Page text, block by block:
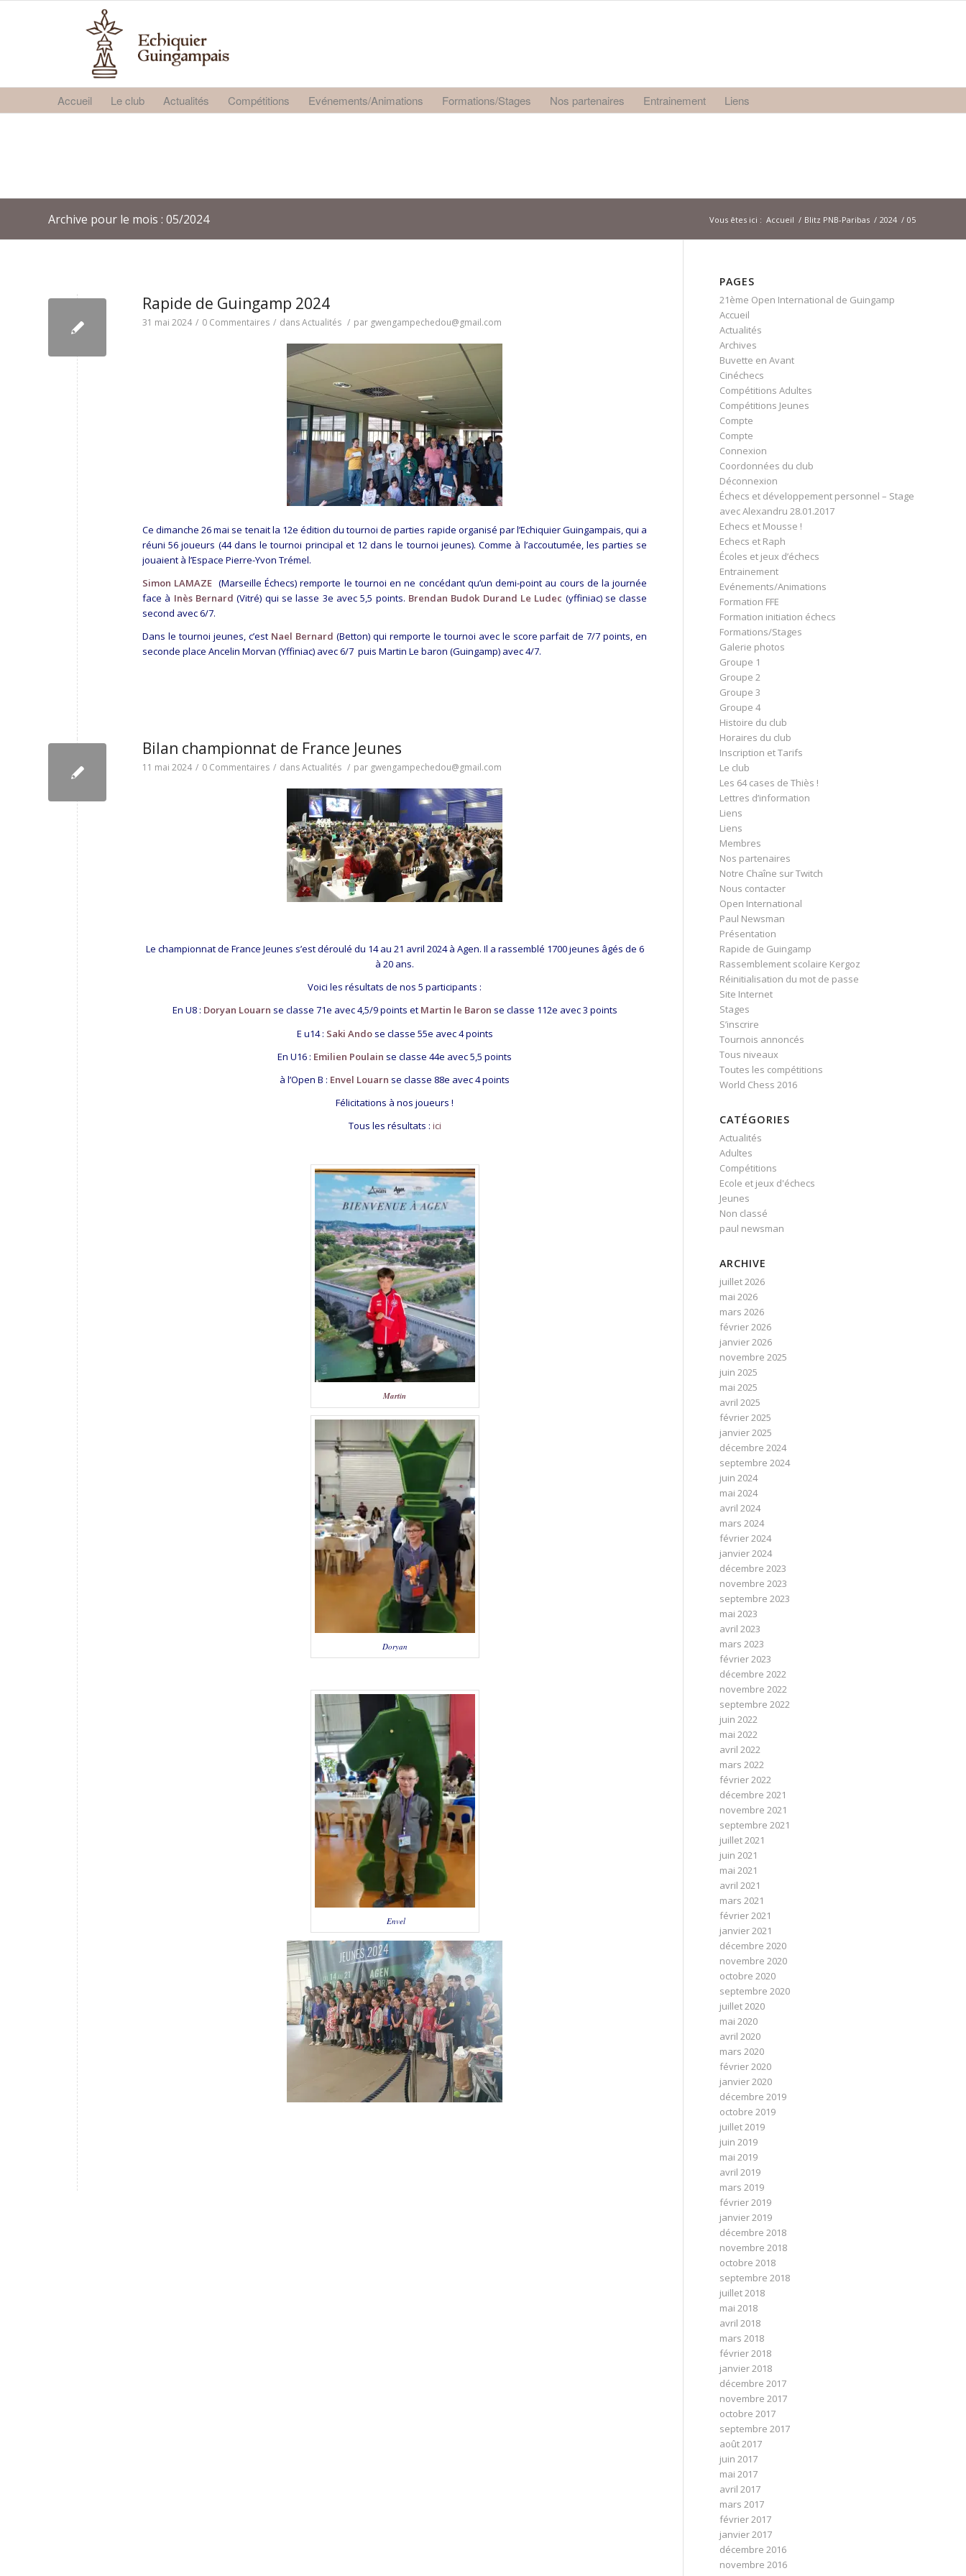
Accueil Le club Actualités Compétitions Evénements/Animations Formations/Stages Nos partenaires Entrainement Liens
Archive pour le mois : 05/2024 Vous êtes ici : Accueil / Blitz PNB-Paribas / 2024 / 05
Rapide de Guingamp 2024
31 mai 2024 / 0 Commentaires / dansActualités / par gwengampechedou@gmail.com
Ce dimanche 26 mai se tenait la 12e édition du tournoi de parties rapide organisé par l’Echiquier Guingampais, qui a
réuni 56 joueurs (44 dans le tournoi principal et 12 dans le tournoi jeunes). Comme à l’accoutumée, les parties se
jouaient à l’Espace Pierre-Yvon Trémel.
Simon LAMAZE (Marseille Échecs) remporte le tournoi en ne concédant qu’un demi-point au cours de la journée
face à Inès Bernard (Vitré) qui se lasse 3e avec 5,5 points. Brendan Budok Durand Le Ludec (yffiniac) se classe
second avec 6/7.
Dans le tournoi jeunes, c’est Nael Bernard (Betton) qui remporte le tournoi avec le score parfait de 7/7 points, en
seconde place Ancelin Morvan (Yffiniac) avec 6/7 puis Martin Le baron (Guingamp) avec 4/7.
Bilan championnat de France Jeunes
11 mai 2024 / 0 Commentaires / dansActualités / par gwengampechedou@gmail.com
Le championnat de France Jeunes s’est déroulé du 14 au 21 avril 2024 à Agen. Il a rassemblé 1700 jeunes âgés de 6
à 20 ans.
Voici les résultats de nos 5 participants :
En U8 : Doryan Louarn se classe 71e avec 4,5/9 points etMartin le Baron se classe 112e avec 3 points
E u14 : Saki Andose classe 55e avec 4 points
En U16 : Emilien Poulain se classe 44e avec 5,5 points
à l’Open B : Envel Louarn se classe 88e avec 4 points
Félicitations à nos joueurs !
Tous les résultats : ici
Martin
Doryan
Envel
PAGES
21ème Open International de Guingamp
Accueil
Actualités
Archives
Buvette en Avant
Cinéchecs
Compétitions Adultes
Compétitions Jeunes
Compte
Compte
Connexion
Coordonnées du club
Déconnexion
Échecs et développement personnel – Stage
avec Alexandru 28.01.2017
Echecs et Mousse !
Echecs et Raph
Écoles et jeux d’échecs
Entrainement
Evénements/Animations
Formation FFE
Formation initiation échecs
Formations/Stages
Galerie photos
Groupe 1
Groupe 2
Groupe 3
Groupe 4
Histoire du club
Horaires du club
Inscription et Tarifs
Le club
Les 64 cases de Thiès !
Lettres d’information
Liens
Liens
Membres
Nos partenaires
Notre Chaîne sur Twitch
Nous contacter
Open International
Paul Newsman
Présentation
Rapide de Guingamp
Rassemblement scolaire Kergoz
Réinitialisation du mot de passe
Site Internet
Stages
S’inscrire
Tournois annoncés
Tous niveaux
Toutes les compétitions
World Chess 2016
CATÉGORIES
Actualités
Adultes
Compétitions
Ecole et jeux d'échecs
Jeunes
Non classé
paul newsman
ARCHIVE
juillet 2026
mai 2026
mars 2026
février 2026
janvier 2026
novembre 2025
juin 2025
mai 2025
avril 2025
février 2025
janvier 2025
décembre 2024
septembre 2024
juin 2024
mai 2024
avril 2024
mars 2024
février 2024
janvier 2024
décembre 2023
novembre 2023
septembre 2023
mai 2023
avril 2023
mars 2023
février 2023
décembre 2022
novembre 2022
septembre 2022
juin 2022
mai 2022
avril 2022
mars 2022
février 2022
décembre 2021
novembre 2021
septembre 2021
juillet 2021
juin 2021
mai 2021
avril 2021
mars 2021
février 2021
janvier 2021
décembre 2020
novembre 2020
octobre 2020
septembre 2020
juillet 2020
mai 2020
avril 2020
mars 2020
février 2020
janvier 2020
décembre 2019
octobre 2019
juillet 2019
juin 2019
mai 2019
avril 2019
mars 2019
février 2019
janvier 2019
décembre 2018
novembre 2018
octobre 2018
septembre 2018
juillet 2018
mai 2018
avril 2018
mars 2018
février 2018
janvier 2018
décembre 2017
novembre 2017
octobre 2017
septembre 2017
août 2017
juin 2017
mai 2017
avril 2017
mars 2017
février 2017
janvier 2017
décembre 2016
novembre 2016